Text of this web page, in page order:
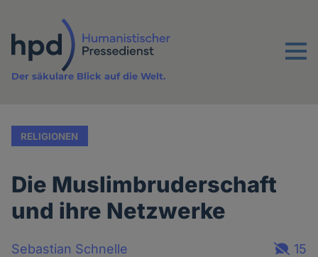
Inhalt
Menu
Der säkulare Blick auf die Welt.
RELIGIONEN
Die Muslimbruderschaft
und ihre Netzwerke
Sebastian Schnelle
15